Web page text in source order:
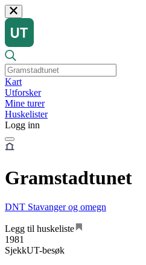
Kart
Utforsker
Mine turer
Huskelister
Logg inn
Gramstadtunet
DNT Stavanger og omegn
Legg til huskeliste
1981
SjekkUT-besøk